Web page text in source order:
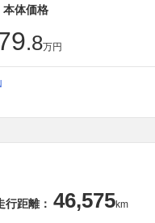
本体価格
.8万円
行距離： 46,575km